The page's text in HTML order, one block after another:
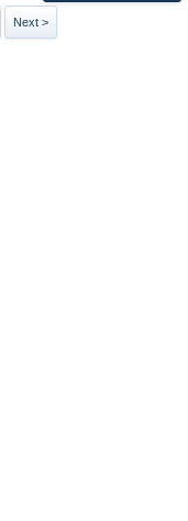
Next >